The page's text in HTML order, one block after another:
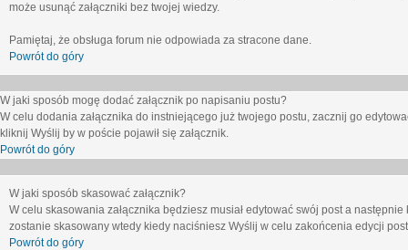
może usunąć załączniki bez twojej wiedzy.
Pamiętaj, że obsługa forum nie odpowiada za stracone dane.
Powrót do góry
W jaki sposób mogę dodać załącznik po napisaniu postu?
W celu dodania załącznika do instniejącego już twojego postu, zacznij go
kliknij Wyślij by w poście pojawił się załącznik.
Powrót do góry
W jaki sposób skasować załącznik?
W celu skasowania załącznika będziesz musiał edytować swój post a
zostanie skasowany wtedy kiedy naciśniesz Wyślij w celu zakońcenia edycji
Powrót do góry